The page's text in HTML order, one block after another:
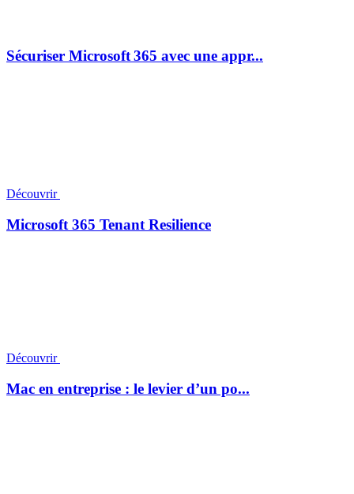
Sécuriser Microsoft 365 avec une appr...
Découvrir
Microsoft 365 Tenant Resilience
Découvrir
Mac en entreprise : le levier d’un po...